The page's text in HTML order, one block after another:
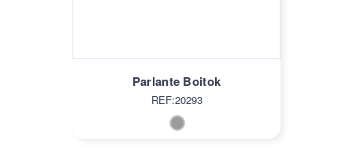
Parlante Boitok
REF:20293